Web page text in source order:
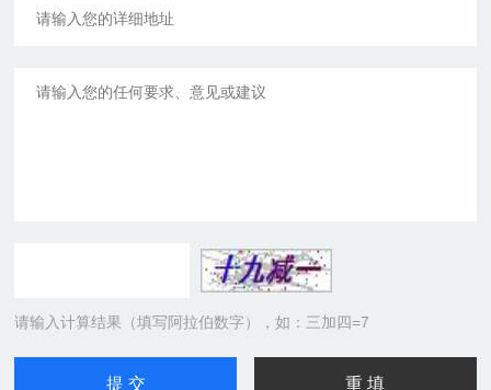
请输入计算结果（填写阿拉伯数字），如：三加四=7